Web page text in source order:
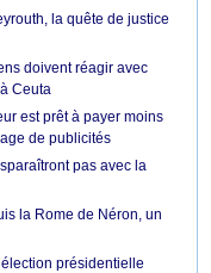
la quête de justice
doivent réagir avec
Ceuta
est prêt à payer moins
de publicités
pas avec la
la Rome de Néron, un
présidentielle